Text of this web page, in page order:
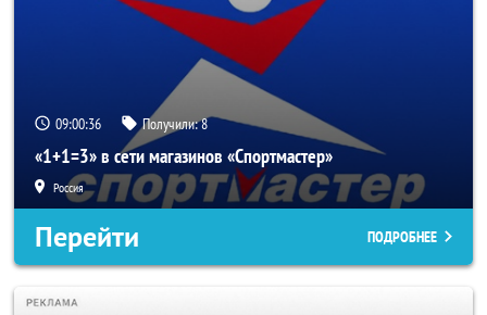
09:00:33 Получили:8
«1+1=3» в сети магазинов «Спортмастер»
Россия
Перейти ПОДРОБНЕЕ